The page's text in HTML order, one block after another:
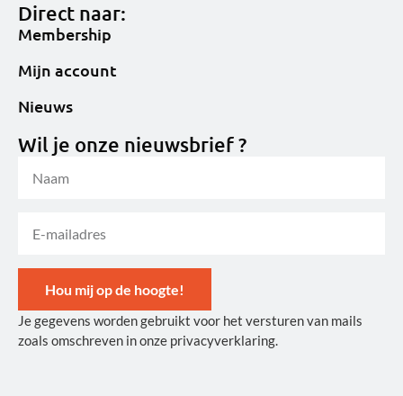
Direct naar:
Membership
Mijn account
Nieuws
Wil je onze nieuwsbrief ?
Hou mij op de hoogte!
Alternative:
Je gegevens worden gebruikt voor het versturen van mails
zoals omschreven in onze privacyverklaring.